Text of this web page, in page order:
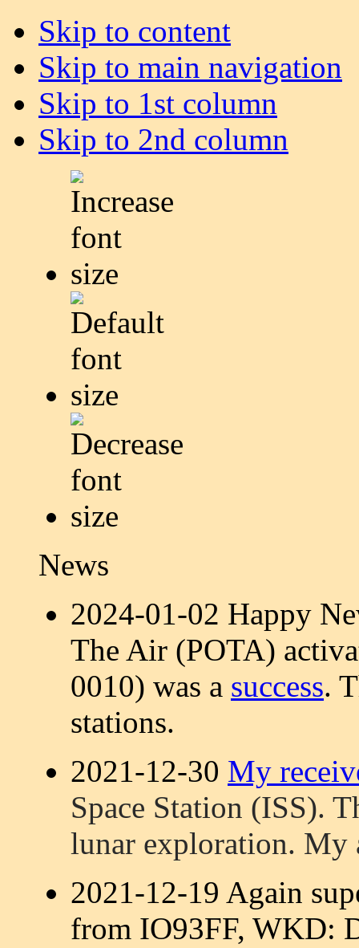
Skip to content
Skip to main navigation
Skip to 1st column
Skip to 2nd column
News
2024-01-02 Happy
The Air (POTA)
0010) was a success.
stations.
2021-12-30 My
Space Station (ISS).
lunar exploration. My
2021-12-19 Again
from IO93FF, WKD: